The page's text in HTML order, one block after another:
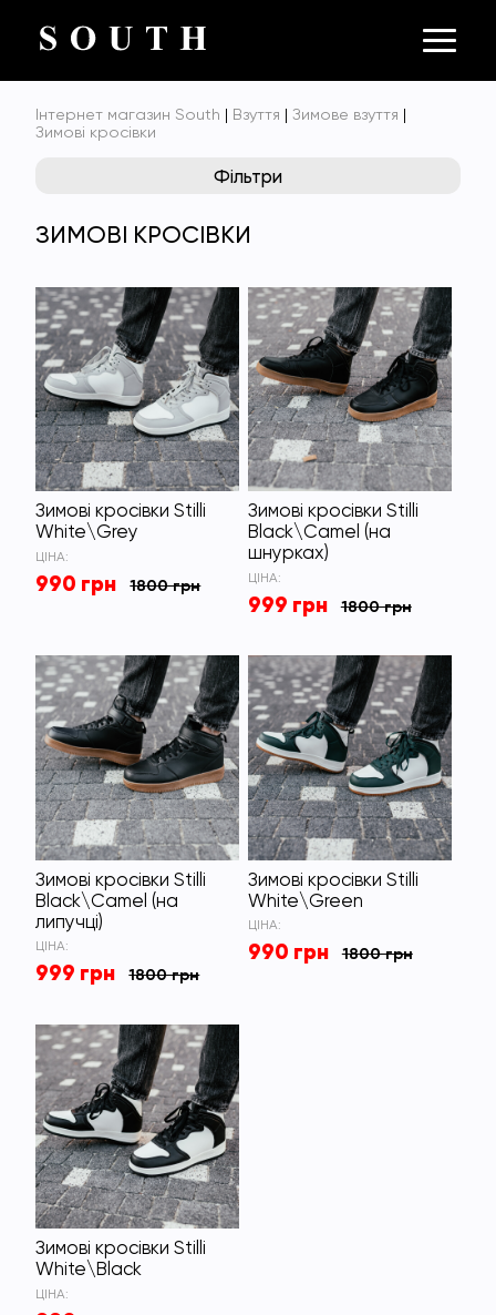
Інтернет магазин South | Взуття |Зимове взуття |
Зимові кросівки
Фільтри
ЗИМОВІ КРОСІВКИ
Зимові кросівки Stilli
White\Grey
ЦІНА:
990 грн 1800 грн
Зимові кросівки Stilli
Black\Camel (на
шнурках)
ЦІНА:
999 грн 1800 грн
Зимові кросівки Stilli
Black\Camel (на
липучці)
ЦІНА:
999 грн 1800 грн
Зимові кросівки Stilli
White\Green
ЦІНА:
990 грн 1800 грн
Зимові кросівки Stilli
White\Black
ЦІНА: